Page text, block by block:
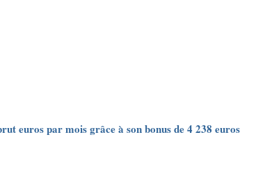
euros par mois grâce à son bonus de 4 238 euros